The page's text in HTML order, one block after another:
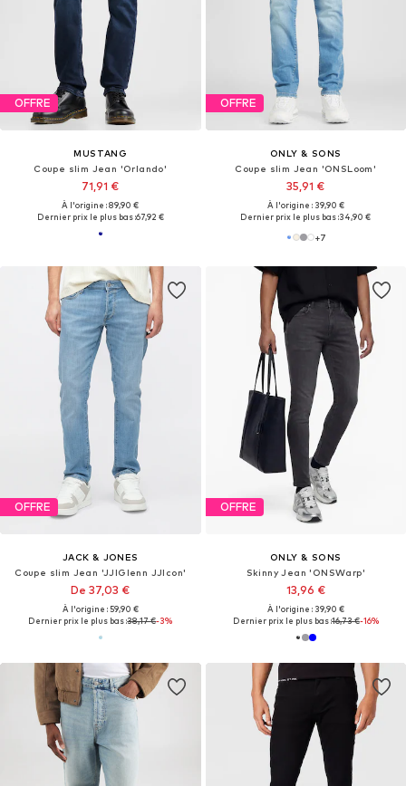
OFFRE
MUSTANG
Coupe slim Jean 'Orlando'
71,91 €
À l'origine : 89,90 €
Dernier prix le plus bas :67,92 €
OFFRE
ONLY & SONS
Coupe slim Jean 'ONSLoom'
35,91 €
À l'origine : 39,90 €
Dernier prix le plus bas :34,90 €
+7
OFFRE
JACK & JONES
Coupe slim Jean 'JJIGlenn JJIcon'
De 37,03 €
À l'origine : 59,90 €
Dernier prix le plus bas :38,17 €-3%
OFFRE
ONLY & SONS
Skinny Jean 'ONSWarp'
13,96 €
À l'origine : 39,90 €
Dernier prix le plus bas :16,73 €-16%